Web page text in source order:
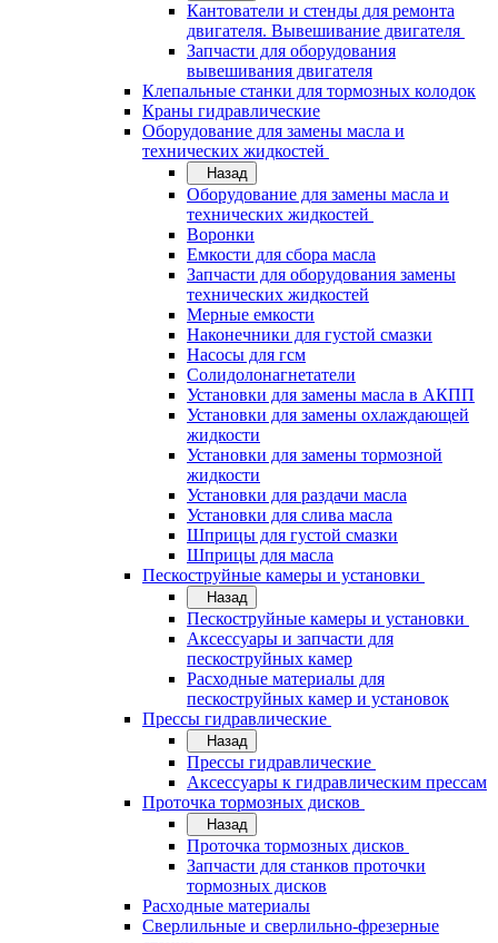
Кантователи и стенды для ремонта
двигателя. Вывешивание двигателя
Запчасти для оборудования
вывешивания двигателя
Клепальные станки для тормозных колодок
Краны гидравлические
Оборудование для замены масла и
технических жидкостей
Назад
Оборудование для замены масла и
технических жидкостей
Воронки
Емкости для сбора масла
Запчасти для оборудования замены
технических жидкостей
Мерные емкости
Наконечники для густой смазки
Насосы для гсм
Солидолонагнетатели
Установки для замены масла в АКПП
Установки для замены охлаждающей
жидкости
Установки для замены тормозной
жидкости
Установки для раздачи масла
Установки для слива масла
Шприцы для густой смазки
Шприцы для масла
Пескоструйные камеры и установки
Назад
Пескоструйные камеры и установки
Аксессуары и запчасти для
пескоструйных камер
Расходные материалы для
пескоструйных камер и установок
Прессы гидравлические
Назад
Прессы гидравлические
Аксессуары к гидравлическим прессам
Проточка тормозных дисков
Назад
Проточка тормозных дисков
Запчасти для станков проточки
тормозных дисков
Расходные материалы
Сверлильные и сверлильно-фрезерные